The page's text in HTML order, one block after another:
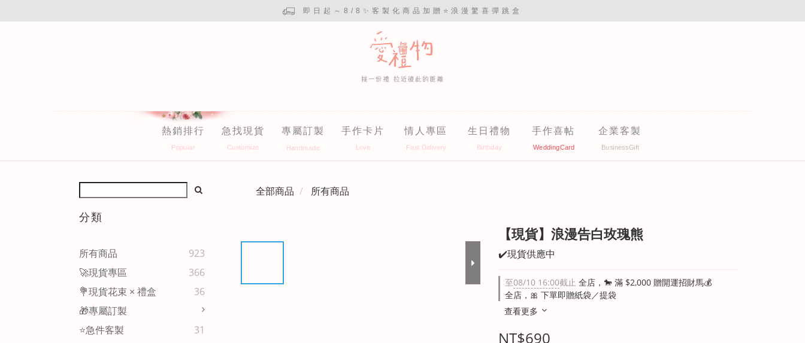
即日起～8/8✨客製化商品加贈⭐浪漫驚喜彈跳盒
熱銷排行 急找現貨 專屬訂製 手作卡片 情人專區 生日禮物 手作喜帖 企業客製
分類
所有商品
923
🚀現貨專區
366
💐現貨花束 × 禮盒
36
🎁專屬訂製
⭐急件客製
31
全部商品 所有商品
【現貨】浪漫告白玫瑰熊
✔️現貨供應中
至08/10 16:00截止 全店，🐎 滿 $2,000 贈開運招財馬💰
全店，🎀 下單即贈紙袋／提袋
查看更多
NT$690